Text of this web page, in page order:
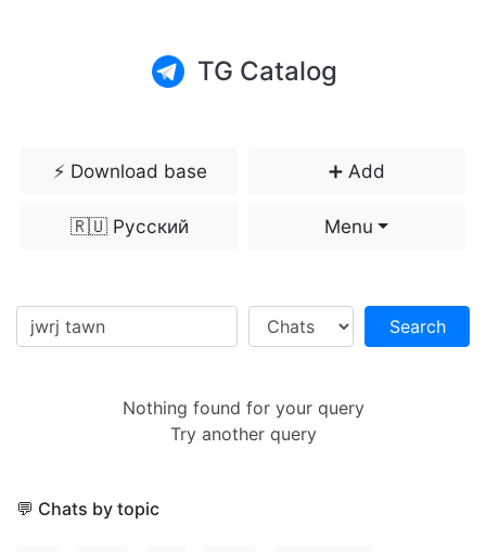
TG Catalog
⚡️ Download base ➕ Add
🇷🇺 Русский Menu
Search
Nothing found for your query
Try another query
💬 Chats by topic